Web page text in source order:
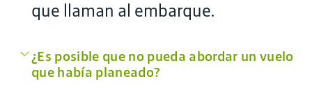
que llaman al embarque.
¿Es posible que no pueda abordar un vuelo
que había planeado?